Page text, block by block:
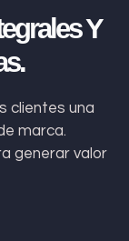
Y
clientes una
marca.
generar valor